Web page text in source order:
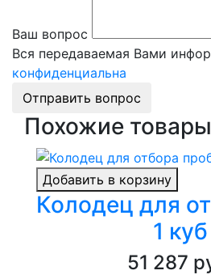
Ваш вопрос
Вся передаваемая Вами
конфиденциальна
Отправить вопрос
Похожие товары
Добавить в корзину
Колодец для
1 куб
51 287